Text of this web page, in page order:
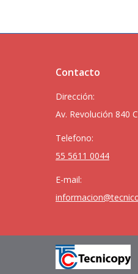
Contacto
Dirección:
Av. Revolución 840
Telefono:
55 5611 0044
E-mail: